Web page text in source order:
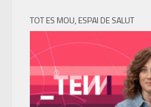
TOT ES MOU, ESPAI DE SALUT